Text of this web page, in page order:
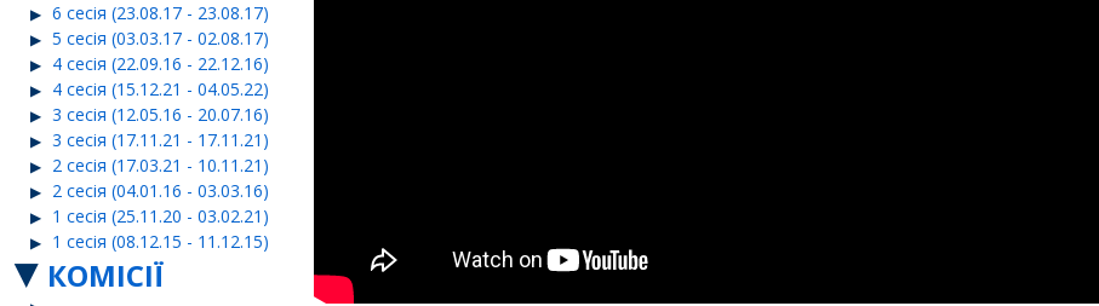
6 сесія (23.08.17 - 23.08.17)
5 сесія (03.03.17 - 02.08.17)
4 сесія (22.09.16 - 22.12.16)
4 сесія (15.12.21 - 04.05.22)
3 сесія (12.05.16 - 20.07.16)
3 сесія (17.11.21 - 17.11.21)
2 сесія (17.03.21 - 10.11.21)
2 сесія (04.01.16 - 03.03.16)
1 сесія (25.11.20 - 03.02.21)
1 сесія (08.12.15 - 11.12.15)
КОМІСІЇ